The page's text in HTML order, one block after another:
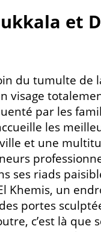
et
du tumulte de
visage
par les
les
et une
ses riads
Khemis, un
portes
c’est là que